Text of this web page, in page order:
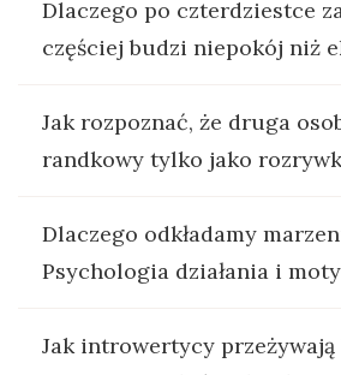
Dlaczego po czterdziestce
częściej budzi niepokój niż
Jak rozpoznać, że druga
randkowy tylko jako
Dlaczego odkładamy
Psychologia działania i
Jak introwertycy